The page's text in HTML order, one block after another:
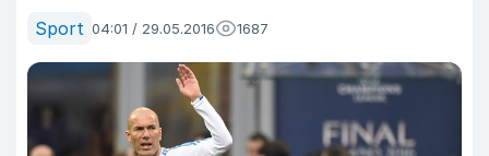
Sport 04:01 / 29.05.2016 1687